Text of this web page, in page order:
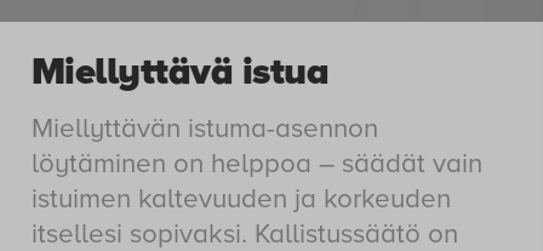
Miellyttävä istua
Miellyttävän istuma-asennon
löytäminen on helppoa – säädät vain
istuimen kaltevuuden ja korkeuden
itsellesi sopivaksi. Kallistussäätö on